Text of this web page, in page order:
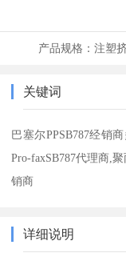
产品规格： 注塑
关键词
巴塞尔PPSB787经销
Pro-faxSB787代理商,
销商
详细说明